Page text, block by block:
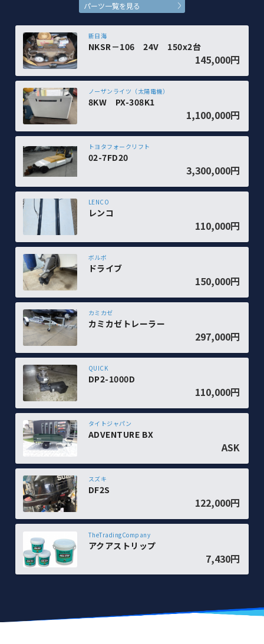
パーツ一覧を見る
NKSR－106 24V 150x2台
新日海
145,000円
8KW PX-308K1
ノーザンライツ（太陽電機）
1,100,000円
02-7FD20
トヨタフォークリフト
3,300,000円
レンコ
LENCO
110,000円
ドライブ
ボルボ
150,000円
カミカゼトレーラー
カミカゼ
297,000円
DP2-1000D
QUICK
110,000円
ADVENTURE BX
タイトジャパン
ASK
DF2S
スズキ
122,000円
アクアストリップ
TheTradingCompany
7,430円